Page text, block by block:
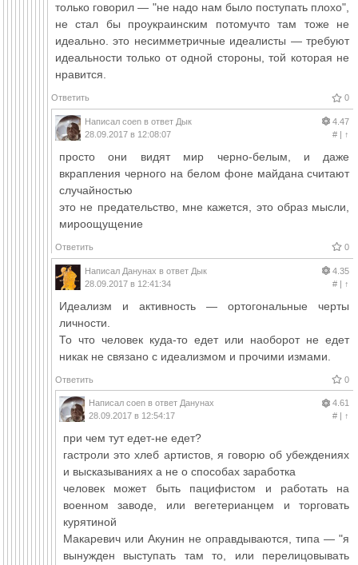
только говорил — "не надо нам было поступать плохо",
не стал бы проукраинским потомучто там тоже не
идеально. это несимметричные идеалисты — требуют
идеальности только от одной стороны, той которая не
нравится.
Ответить 0
Написал coen в ответ Дык
28.09.2017 в 12:08:07
4.47
#| ↑
просто они видят мир черно-белым, и даже
вкрапления черного на белом фоне майдана считают
случайностью
это не предательство, мне кажется, это образ мысли,
мироощущение
Ответить 0
Написал Данунах в ответ Дык
28.09.2017 в 12:41:34
4.35
#| ↑
Идеализм и активность — ортогональные черты
личности.
То что человек куда-то едет или наоборот не едет
никак не связано с идеализмом и прочими измами.
Ответить 0
Написал coen в ответ Данунах
28.09.2017 в 12:54:17
4.61
#| ↑
при чем тут едет-не едет?
гастроли это хлеб артистов, я говорю об убеждениях
и высказываниях а не о способах заработка
человек может быть пацифистом и работать на
военном заводе, или вегетерианцем и торговать
курятиной
Макаревич или Акунин не оправдываются, типа — "я
вынужден выступать там то, или перелицовывать